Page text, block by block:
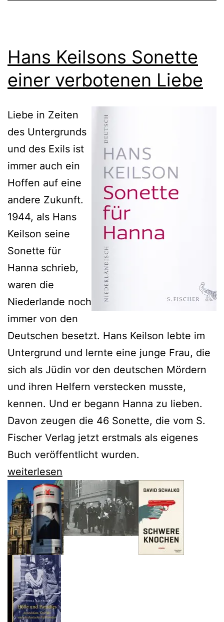
Hans Keilsons Sonette
einer verbotenen Liebe
Liebe in Zeiten
des Untergrunds
und des Exils ist
immer auch ein
Hoffen auf eine
andere Zukunft.
1944, als Hans
Keilson seine
Sonette für
Hanna schrieb,
waren die
Niederlande noch
immer von den
Deutschen besetzt. Hans Keilson lebte im
Untergrund und lernte eine junge Frau, die
sich als Jüdin vor den deutschen Mördern
und ihren Helfern verstecken musste,
kennen. Und er begann Hanna zu lieben.
Davon zeugen die 46 Sonette, die vom S.
Fischer Verlag jetzt erstmals als eigenes
Buch veröffentlicht wurden.
Hans
Keilsons
Sonette
einer
verbotenen
Liebe
weiterlesen